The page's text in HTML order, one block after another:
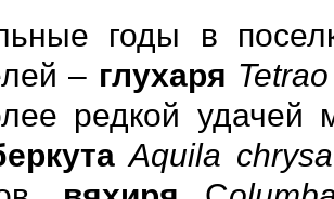
годы в
– глухаря
редкой удачей
Aquila